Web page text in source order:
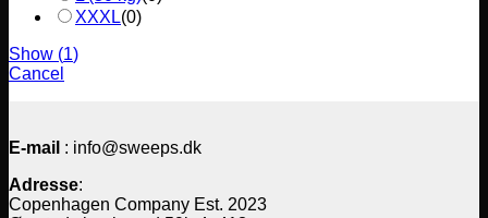
XXXL(0)
Show (1)
Cancel
E-mail : info@sweeps.dk
Adresse:
Copenhagen Company Est. 2023